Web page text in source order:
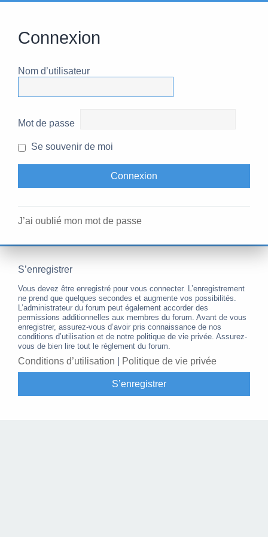
Connexion
Nom d’utilisateur
Mot de passe
Se souvenir de moi
J’ai oublié mon mot de passe
S’enregistrer
Vous devez être enregistré pour vous connecter. L’enregistrement
ne prend que quelques secondes et augmente vos possibilités.
L’administrateur du forum peut également accorder des
permissions additionnelles aux membres du forum. Avant de vous
enregistrer, assurez-vous d’avoir pris connaissance de nos
conditions d’utilisation et de notre politique de vie privée. Assurez-
vous de bien lire tout le règlement du forum.
Conditions d’utilisation Politique de vie privée
S’enregistrer